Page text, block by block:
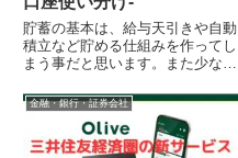
貯蓄の基本は、給与天引きや自動
積立など貯める仕組みを作ってし
まう事だと思います。また少なく
口座を切り分ける事でムダな支出
を減らす効...
金融・銀行・証券会社